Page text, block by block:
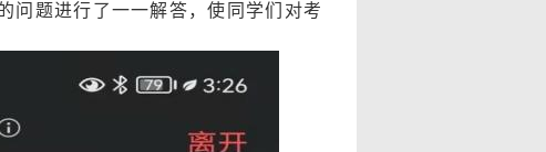
问题进行了一一解答，使同学们对考